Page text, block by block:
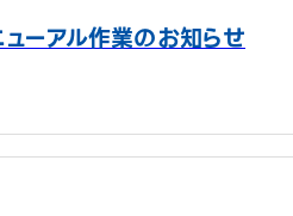
ューアル作業のお知らせ